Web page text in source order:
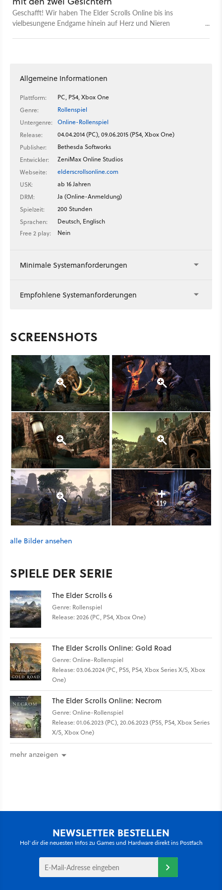
Geschafft! Wir haben The Elder Scrolls Online bis ins
vielbesungene Endgame hinein auf Herz und Nieren
Allgemeine Informationen
Plattform:
PC, PS4, Xbox One
Genre:
Rollenspiel
Untergenre:
Online-Rollenspiel
Release:
04.04.2014 (PC), 09.06.2015 (PS4, Xbox One)
Publisher:
Bethesda Softworks
Entwickler:
ZeniMax Online Studios
Webseite:
elderscrollsonline.com
USK:
ab 16 Jahren
DRM:
Ja (Online-Anmeldung)
Spielzeit:
200 Stunden
Sprachen:
Deutsch, Englisch
Free 2 play:
Nein
Minimale Systemanforderungen
Empfohlene Systemanforderungen
SCREENSHOTS
119
alle Bilder ansehen
SPIELE DER SERIE
The Elder Scrolls 6
Genre: Rollenspiel
Release: 2026 (PC, PS4, Xbox One)
The Elder Scrolls Online: Gold Road
Genre: Online-Rollenspiel
Release: 03.06.2024 (PC, PS5, PS4, Xbox Series X/S, Xbox
One)
The Elder Scrolls Online: Necrom
Genre: Online-Rollenspiel
Release: 01.06.2023 (PC), 20.06.2023 (PS5, PS4, Xbox Series
X/S, Xbox One)
mehr anzeigen
NEWSLETTER BESTELLEN
Hol' dir die neuesten Infos zu Games und Hardware direkt ins Postfach